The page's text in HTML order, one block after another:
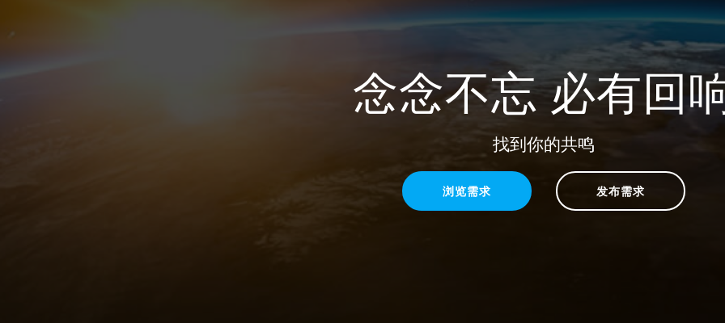
念念不忘 必有回
找到你的共鸣
浏览需求 发布需求